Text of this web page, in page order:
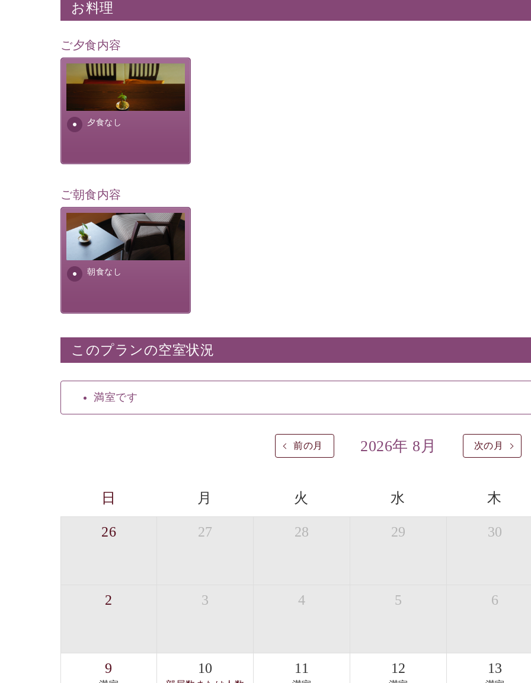
お料理
ご夕食内容
夕食なし
夕食なしご夕食を追加される
場合は、二食付きのプランを
お選びくださいませ。
ご朝食内容
朝食なし
朝食なし。ご朝食を付ける場
合は朝食付きのプランをお選
びくださいませ。
このプランの空室状況
満室です
前の月 2026年 8月 次の月
日 月 火 水 木
26 27 28 29 30
2 3 4 5 6
9 10 11 12 13